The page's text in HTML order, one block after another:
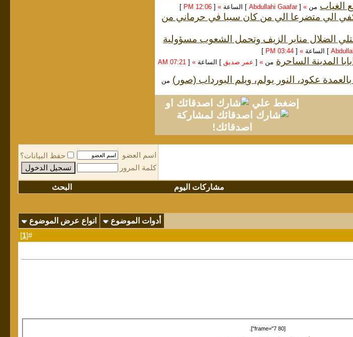
الغياب من »
[
Abdullahi Gaafar ] الساعة »
[
12:06 PM
]
الي متضرعا الي من كان سببا في حرماني من
الضلال منابر الزيف وتحمل الشعوب مسؤولية
] الساعة »
[
03:44 PM
]
المدينة الساحرة من »
[عمر صديق ] الساعة »
[
07:21 AM
بالعمدة عكود، النور يولم، ويلم البورداب (صور) من
إضغط علي
او
لمشاركة
اصدقائك!
اسم العضو
حفظ البيانات؟
كلمة المرور
مشاركات اليوم البحث
أدوات الموضوع
انواع عرض الموضوع
#[
1
]
[frame="7 80"].